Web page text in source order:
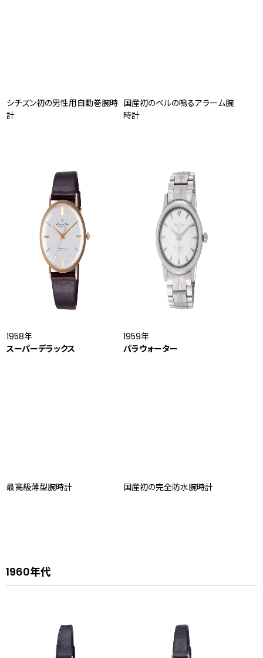
シチズン初の男性用自動巻腕時
計
国産初のベルの鳴るアラーム腕
時計
1958年
スーパーデラックス
最高級薄型腕時計
1959年
パラウォーター
国産初の完全防水腕時計
1960年代